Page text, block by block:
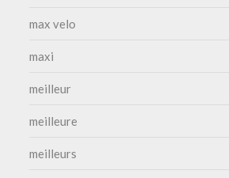
max velo
maxi
meilleur
meilleure
meilleurs